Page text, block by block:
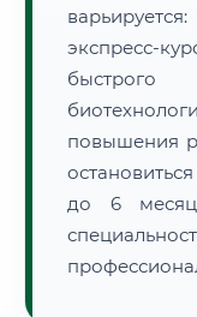
экспресс-
повышения
до 6